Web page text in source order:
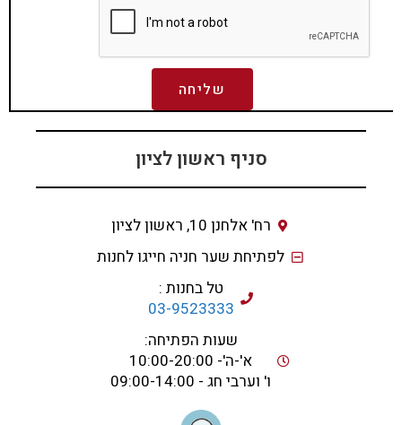
שליחה
סניף ראשון לציון
רח' אלחנן 10, ראשון לציון
לפתיחת שער חניה חייגו לחנות
טל בחנות :
03-9523333
שעות הפתיחה:
א'-ה'- 10:00-20:00
ו' וערבי חג - 09:00-14:00